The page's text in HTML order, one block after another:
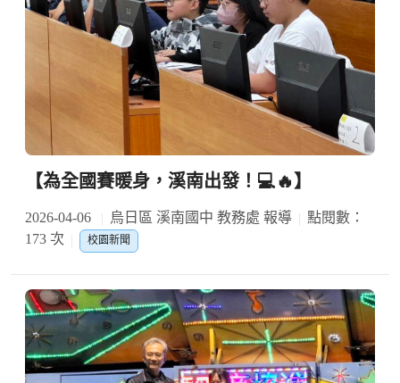
【為全國賽暖身，溪南出發！💻🔥】
2026-04-06 烏日區 溪南國中 教務處 報導
點閱數：
173 次
校園新聞